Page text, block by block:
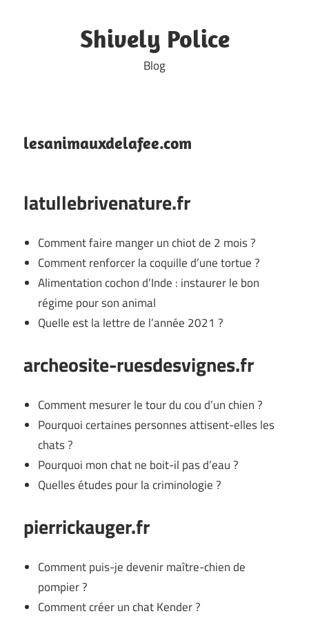
Shively Police
Blog
lesanimauxdelafee.com
latullebrivenature.fr
Comment faire manger un chiot de 2 mois ?
Comment renforcer la coquille d’une tortue ?
Alimentation cochon d’Inde : instaurer le bon
régime pour son animal
Quelle est la lettre de l’année 2021 ?
archeosite-ruesdesvignes.fr
Comment mesurer le tour du cou d’un chien ?
Pourquoi certaines personnes attisent-elles les
chats ?
Pourquoi mon chat ne boit-il pas d’eau ?
Quelles études pour la criminologie ?
pierrickauger.fr
Comment puis-je devenir maître-chien de
pompier ?
Comment créer un chat Kender ?